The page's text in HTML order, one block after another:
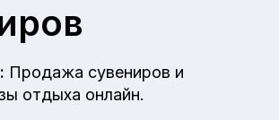
Продажа сувениров и
отдыха онлайн.